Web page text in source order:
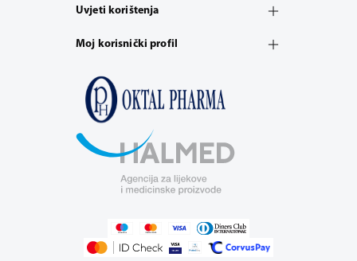
Uvjeti korištenja
Moj korisnički profil